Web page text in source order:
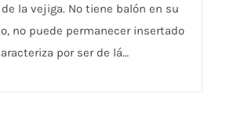
la vejiga. No tiene balón en su
no puede permanecer insertado
por ser de lá…